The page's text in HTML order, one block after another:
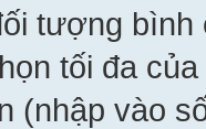
tượng
tối đa
(nhập vào